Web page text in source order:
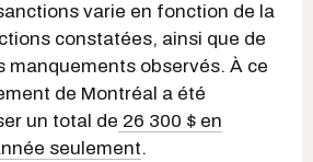
varie en fonction de la
constatées, ainsi que de
manquements observés. À ce
de Montréal a été
un total de 26 300 $ en
seulement.